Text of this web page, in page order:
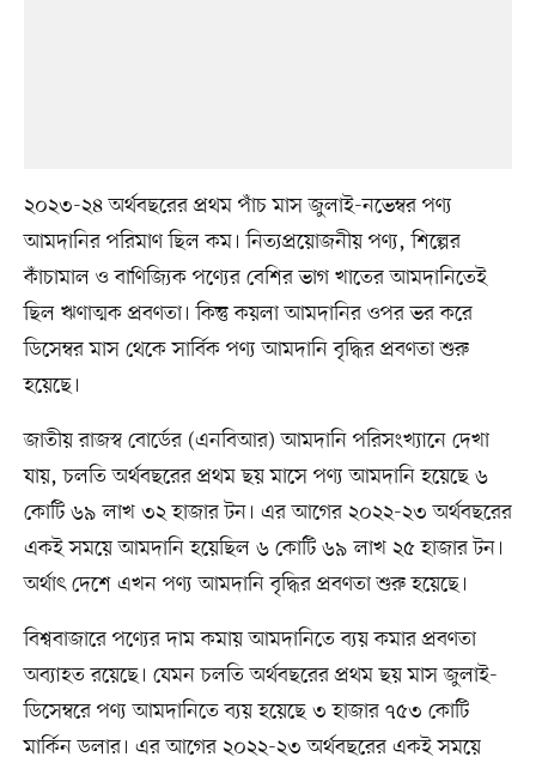
২০২৩-২৪ অর্থবছরের প্রথম পাঁচ মাস জুলাই-নভেম্বর পণ্য
আমদানির পরিমাণ ছিল কম। নিত্যপ্রয়োজনীয় পণ্য, শিল্পের
কাঁচামাল ও বাণিজ্যিক পণ্যের বেশির ভাগ খাতের আমদানিতেই
ছিল ঋণাত্মক প্রবণতা। কিন্তু কয়লা আমদানির ওপর ভর করে
ডিসেম্বর মাস থেকে সার্বিক পণ্য আমদানি বৃদ্ধির প্রবণতা শুরু
হয়েছে।
জাতীয় রাজস্ব বোর্ডের (এনবিআর) আমদানি পরিসংখ্যানে দেখা
যায়, চলতি অর্থবছরের প্রথম ছয় মাসে পণ্য আমদানি হয়েছে ৬
কোটি ৬৯ লাখ ৩২ হাজার টন। এর আগের ২০২২-২৩ অর্থবছরের
একই সময়ে আমদানি হয়েছিল ৬ কোটি ৬৯ লাখ ২৫ হাজার টন।
অর্থাৎ দেশে এখন পণ্য আমদানি বৃদ্ধির প্রবণতা শুরু হয়েছে।
বিশ্ববাজারে পণ্যের দাম কমায় আমদানিতে ব্যয় কমার প্রবণতা
অব্যাহত রয়েছে। যেমন চলতি অর্থবছরের প্রথম ছয় মাস জুলাই-
ডিসেম্বরে পণ্য আমদানিতে ব্যয় হয়েছে ৩ হাজার ৭৫৩ কোটি
মার্কিন ডলার। এর আগের ২০২২-২৩ অর্থবছরের একই সময়ে